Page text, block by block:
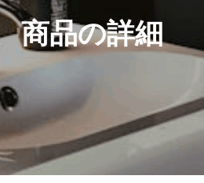
商品の詳細